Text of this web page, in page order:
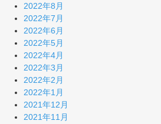
2022年8月
2022年7月
2022年6月
2022年5月
2022年4月
2022年3月
2022年2月
2022年1月
2021年12月
2021年11月